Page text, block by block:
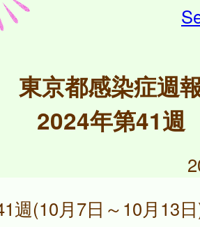
東京都感染症週
2024年第41週
週(10月7日～10月13